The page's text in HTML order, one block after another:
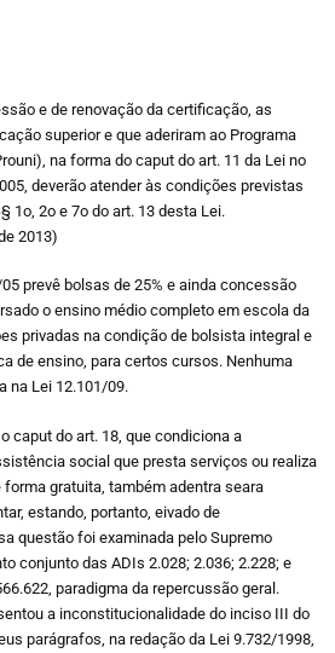
e de renovação da certificação, as
superior e que aderiram ao Programa
na forma do caput do art. 11 da Lei no
deverão atender às condições previstas
1o, 2o e 7o do art. 13 desta Lei.
2013)
prevê bolsas de 25% e ainda concessão
o ensino médio completo em escola da
privadas na condição de bolsista integral e
de ensino, para certos cursos. Nenhuma
na Lei 12.101/09.
caput do art. 18, que condiciona a
social que presta serviços ou realiza
gratuita, também adentra seara
estando, portanto, eivado de
questão foi examinada pelo Supremo
conjunto das ADIs 2.028; 2.036; 2.228; e
paradigma da repercussão geral.
a inconstitucionalidade do inciso III do
parágrafos, na redação da Lei 9.732/1998,